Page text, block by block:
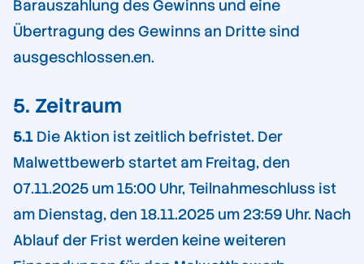
Barauszahlung des Gewinns und eine
Übertragung des Gewinns an Dritte sind
ausgeschlossen.en.
5. Zeitraum
5.1 Die Aktion ist zeitlich befristet. Der
Malwettbewerb startet am Freitag, den
07.11.2025 um 15:00 Uhr, Teilnahmeschluss ist
am Dienstag, den 18.11.2025 um 23:59 Uhr. Nach
Ablauf der Frist werden keine weiteren